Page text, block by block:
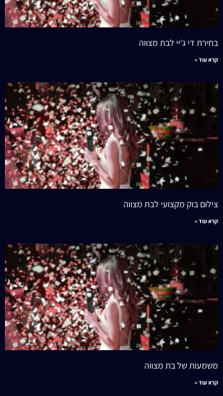
בחירת די ג'יי לבת מצווה
קרא עוד »
צילום בוק מקצועי לבת מצווה
קרא עוד »
משמעות של בת מצווה
קרא עוד »